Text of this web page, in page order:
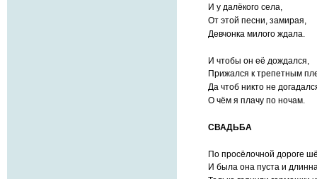
И у далёкого села,
От этой песни, замирая,
Девчонка милого ждала.
И чтобы он её дождался,
Прижался к трепетным
Да чтоб никто не
О чём я плачу по ночам.
СВАДЬБА
По просёлочной дороге
И была она пуста и